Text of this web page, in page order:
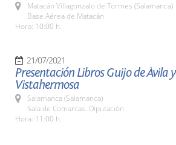
Matacán Villagonzalo de Tormes (Salamanca)
Base Aérea de Matacán
Hora: 10:00 h.
21/07/2021
Presentación Libros Guijo de Ávila y
Vistahermosa
Salamanca (Salamanca)
Sala de Comarcas. Diputación
Hora: 11:00 h.